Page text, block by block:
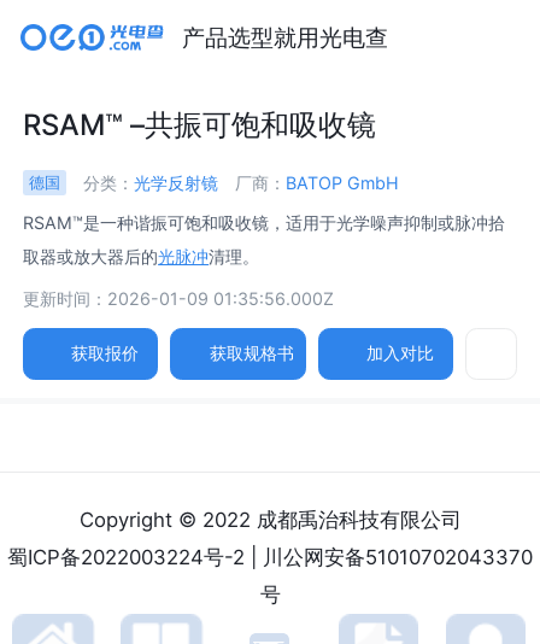
产品选型就用光电查
RSAM™ –共振可饱和吸收镜
德国 分类： 光学反射镜 厂商： BATOP GmbH
RSAM™是一种谐振可饱和吸收镜，适用于光学噪声抑制或脉冲拾
取器或放大器后的光脉冲清理。
更新时间：2026-01-09 01:35:56.000Z
获取报价 获取规格书 加入对比
Copyright © 2022 成都禹治科技有限公司
蜀ICP备2022003224号-2
川公网安备51010702043370
号